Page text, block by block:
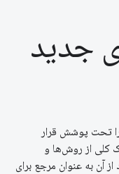
جدید
تحت پوشش قرار
کلی از روش‌ها و
آن به عنوان مرجع برای